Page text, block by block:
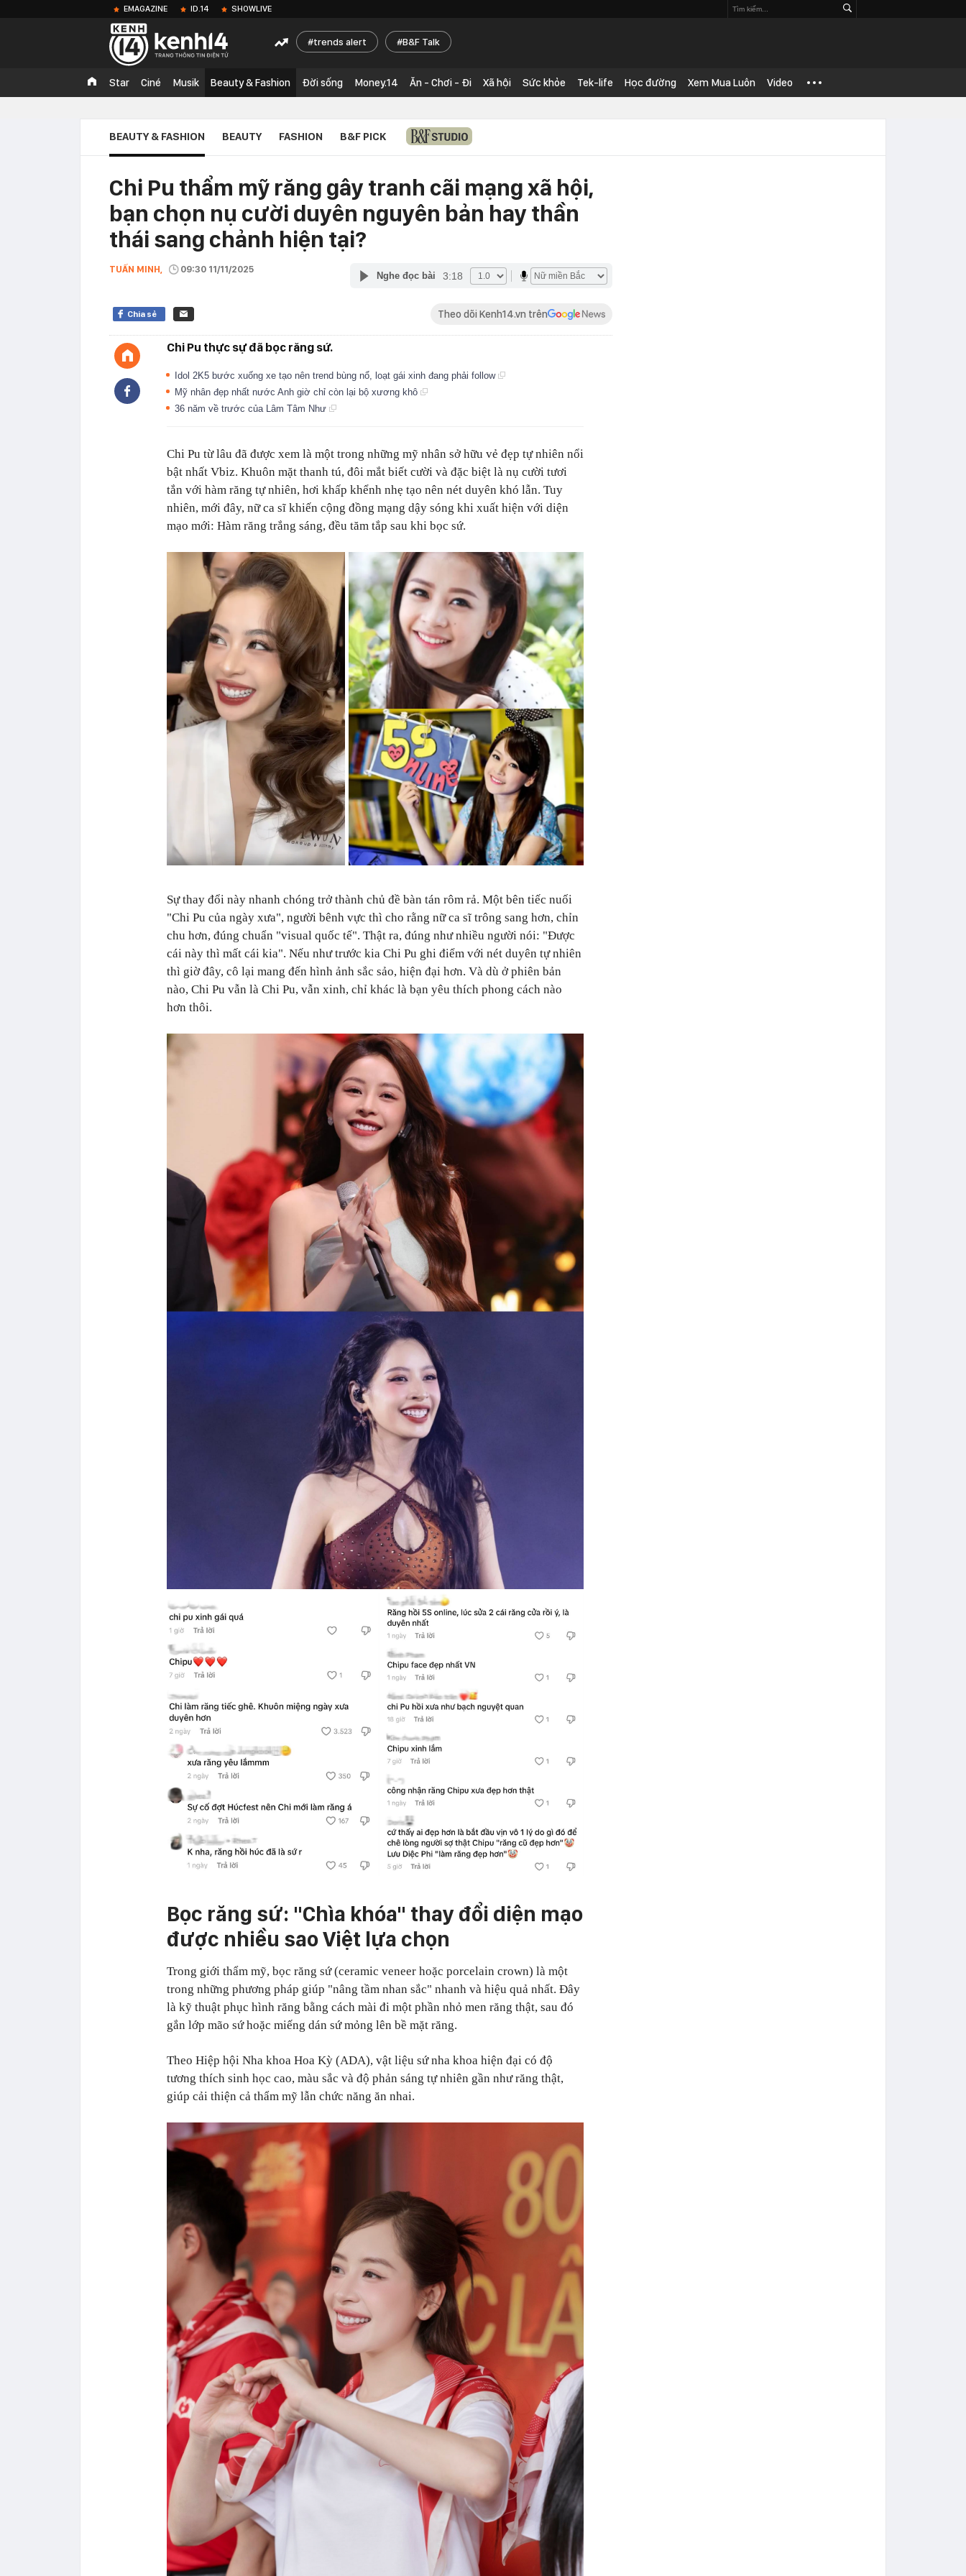
EMAGAZINE ID.14 SHOWLIVE
trends alert B&F Talk
Star Ciné Musik Beauty & Fashion Đời sống Money.14 Ăn - Chơi - Đi Xã hội Sức khỏe Tek-life Học đường Xem Mua Luôn Video
BEAUTY & FASHION BEAUTY FASHION B&F PICK
Chi Pu thẩm mỹ răng gây tranh cãi mạng xã hội,
bạn chọn nụ cười duyên nguyên bản hay thần
thái sang chảnh hiện tại?
TUẤN MINH, 09:30 11/11/2025
Nghe đọc bài 3:18
Chia sẻ Theo dõi Kenh14.vn trên
Chi Pu thực sự đã bọc răng sứ.
Idol 2K5 bước xuống xe tạo nên trend bùng nổ, loạt gái xinh đang phải follow
Mỹ nhân đẹp nhất nước Anh giờ chỉ còn lại bộ xương khô
36 năm về trước của Lâm Tâm Như
Chi Pu từ lâu đã được xem là một trong những mỹ nhân sở hữu vẻ đẹp tự nhiên nổi
bật nhất Vbiz. Khuôn mặt thanh tú, đôi mắt biết cười và đặc biệt là nụ cười tươi
tắn với hàm răng tự nhiên, hơi khấp khểnh nhẹ tạo nên nét duyên khó lẫn. Tuy
nhiên, mới đây, nữ ca sĩ khiến cộng đồng mạng dậy sóng khi xuất hiện với diện
mạo mới: Hàm răng trắng sáng, đều tăm tắp sau khi bọc sứ.
Sự thay đổi này nhanh chóng trở thành chủ đề bàn tán rôm rả. Một bên tiếc nuối
"Chi Pu của ngày xưa", người bênh vực thì cho rằng nữ ca sĩ trông sang hơn, chỉn
chu hơn, đúng chuẩn "visual quốc tế". Thật ra, đúng như nhiều người nói: "Được
cái này thì mất cái kia". Nếu như trước kia Chi Pu ghi điểm với nét duyên tự nhiên
thì giờ đây, cô lại mang đến hình ảnh sắc sảo, hiện đại hơn. Và dù ở phiên bản
nào, Chi Pu vẫn là Chi Pu, vẫn xinh, chỉ khác là bạn yêu thích phong cách nào
hơn thôi.
Bọc răng sứ: "Chìa khóa" thay đổi diện mạo
được nhiều sao Việt lựa chọn
Trong giới thẩm mỹ, bọc răng sứ (ceramic veneer hoặc porcelain crown) là một
trong những phương pháp giúp "nâng tầm nhan sắc" nhanh và hiệu quả nhất. Đây
là kỹ thuật phục hình răng bằng cách mài đi một phần nhỏ men răng thật, sau đó
gắn lớp mão sứ hoặc miếng dán sứ mỏng lên bề mặt răng.
Theo Hiệp hội Nha khoa Hoa Kỳ (ADA), vật liệu sứ nha khoa hiện đại có độ
tương thích sinh học cao, màu sắc và độ phản sáng tự nhiên gần như răng thật,
giúp cải thiện cả thẩm mỹ lẫn chức năng ăn nhai.